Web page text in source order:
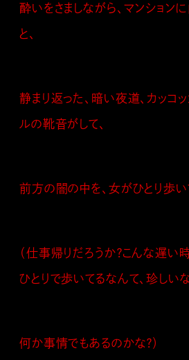
酔いをさましながら、マンション
と、
静まり返った、暗い夜道、カッコッ
ルの靴音がして、
前方の闇の中を、女がひとり歩い
（仕事帰りだろうか？こんな遅い
ひとりで歩いてるなんて、珍しいな
何か事情でもあるのかな？）